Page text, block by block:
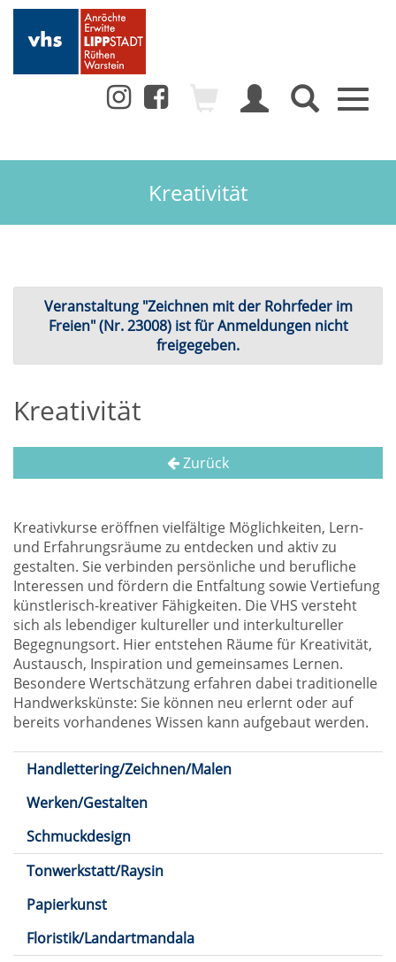
Toggle
Kreativität
Veranstaltung "Zeichnen mit der Rohrfeder im
Freien" (Nr. 23008) ist für Anmeldungen nicht
freigegeben.
Kreativität
Zurück
Kreativkurse eröffnen vielfältige Möglichkeiten, Lern-
und Erfahrungsräume zu entdecken und aktiv zu
gestalten. Sie verbinden persönliche und berufliche
Interessen und fördern die Entfaltung sowie Vertiefung
künstlerisch-kreativer Fähigkeiten. Die VHS versteht
sich als lebendiger kultureller und interkultureller
Begegnungsort. Hier entstehen Räume für Kreativität,
Austausch, Inspiration und gemeinsames Lernen.
Besondere Wertschätzung erfahren dabei traditionelle
Handwerkskünste: Sie können neu erlernt oder auf
bereits vorhandenes Wissen kann aufgebaut werden.
Handlettering/Zeichnen/Malen
Werken/Gestalten
Schmuckdesign
Tonwerkstatt/Raysin
Papierkunst
Floristik/Landartmandala